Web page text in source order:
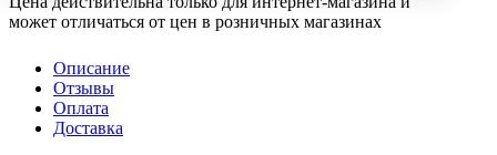
может отличаться от цен в розничных магазинах
Описание
Отзывы
Оплата
Доставка